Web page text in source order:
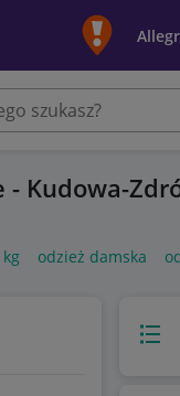
- Kudowa-
odzież damska